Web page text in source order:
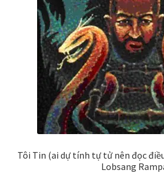
Tôi Tin (ai dự tính tự tử nên đọc
Lobsang